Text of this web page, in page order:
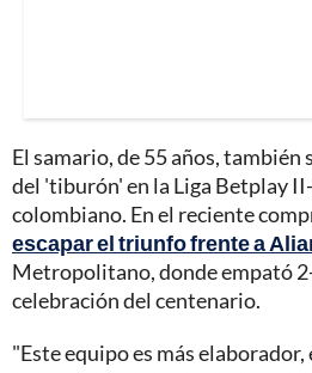
El samario, de 55 años,
del 'tiburón' en la Liga Betplay
colombiano. En el reciente
escapar el triunfo frente a
Metropolitano, donde empató
celebración del centenario.
"Este equipo es más